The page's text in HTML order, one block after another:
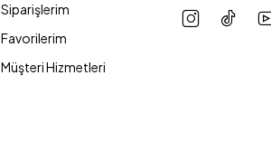
Siparişlerim
Favorilerim
Müşteri Hizmetleri